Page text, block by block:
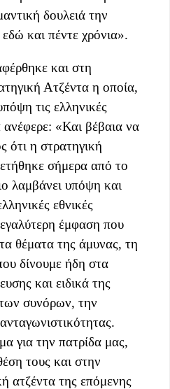
δουλειά την
εδώ και πέντε χρόνια».
και στη
Ατζέντα η οποία,
τις ελληνικές
ανέφερε: «Και βέβαια να
ότι η στρατηγική
σήμερα από το
λαμβάνει υπόψη και
εθνικές
έμφαση που
θέματα της άμυνας, τη
δίνουμε ήδη στα
και ειδικά της
συνόρων, την
για την πατρίδα μας,
τους και στην
ατζέντα της επόμενης